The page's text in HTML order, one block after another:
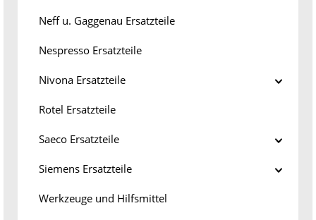
Neff u. Gaggenau Ersatzteile
Nespresso Ersatzteile
Nivona Ersatzteile
Rotel Ersatzteile
Saeco Ersatzteile
Siemens Ersatzteile
Werkzeuge und Hilfsmittel